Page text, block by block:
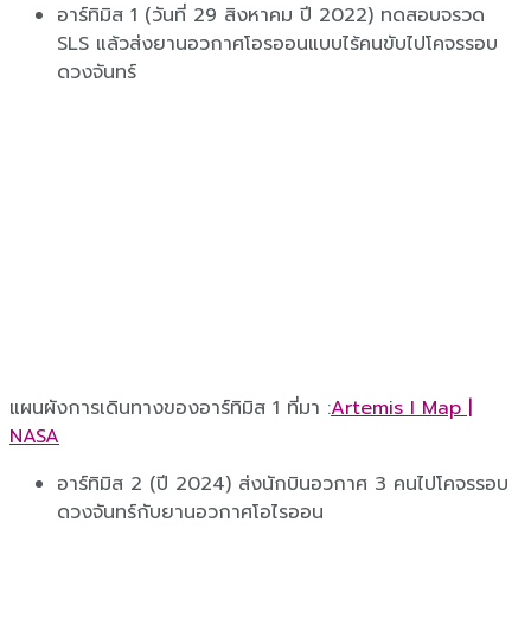
อาร์ทิมิส 1 (วันที่ 29 สิงหาคม ปี 2022) ทดสอบจรวด
SLS แล้วส่งยานอวกาศโอรออนแบบไร้คนขับไปโคจรรอบ
ดวงจันทร์
แผนผังการเดินทางของอาร์ทิมิส 1 ที่มา :Artemis I Map |
NASA
อาร์ทิมิส 2 (ปี 2024) ส่งนักบินอวกาศ 3 คนไปโคจรรอบ
ดวงจันทร์กับยานอวกาศโอไรออน